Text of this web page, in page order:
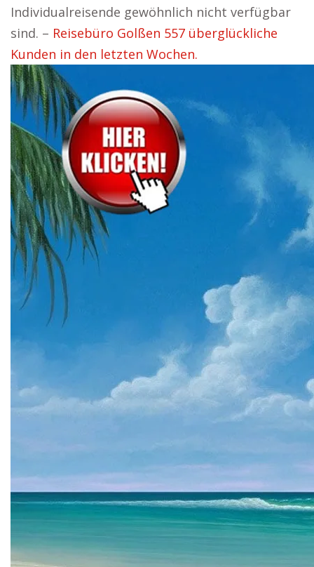
Individualreisende gewöhnlich nicht verfügbar
sind. – Reisebüro Golßen 557 überglückliche
Kunden in den letzten Wochen.